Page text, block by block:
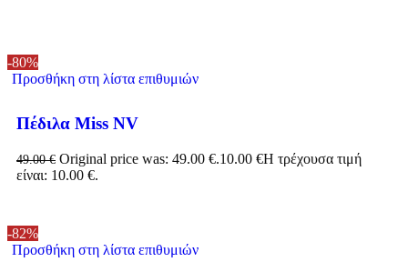
-80%
Προσθήκη στη λίστα επιθυμιών
Πέδιλα Miss NV
49.00€ Original price was: 49.00 €.10.00 €Η τρέχουσα τιμή
είναι: 10.00 €.
-82%
Προσθήκη στη λίστα επιθυμιών